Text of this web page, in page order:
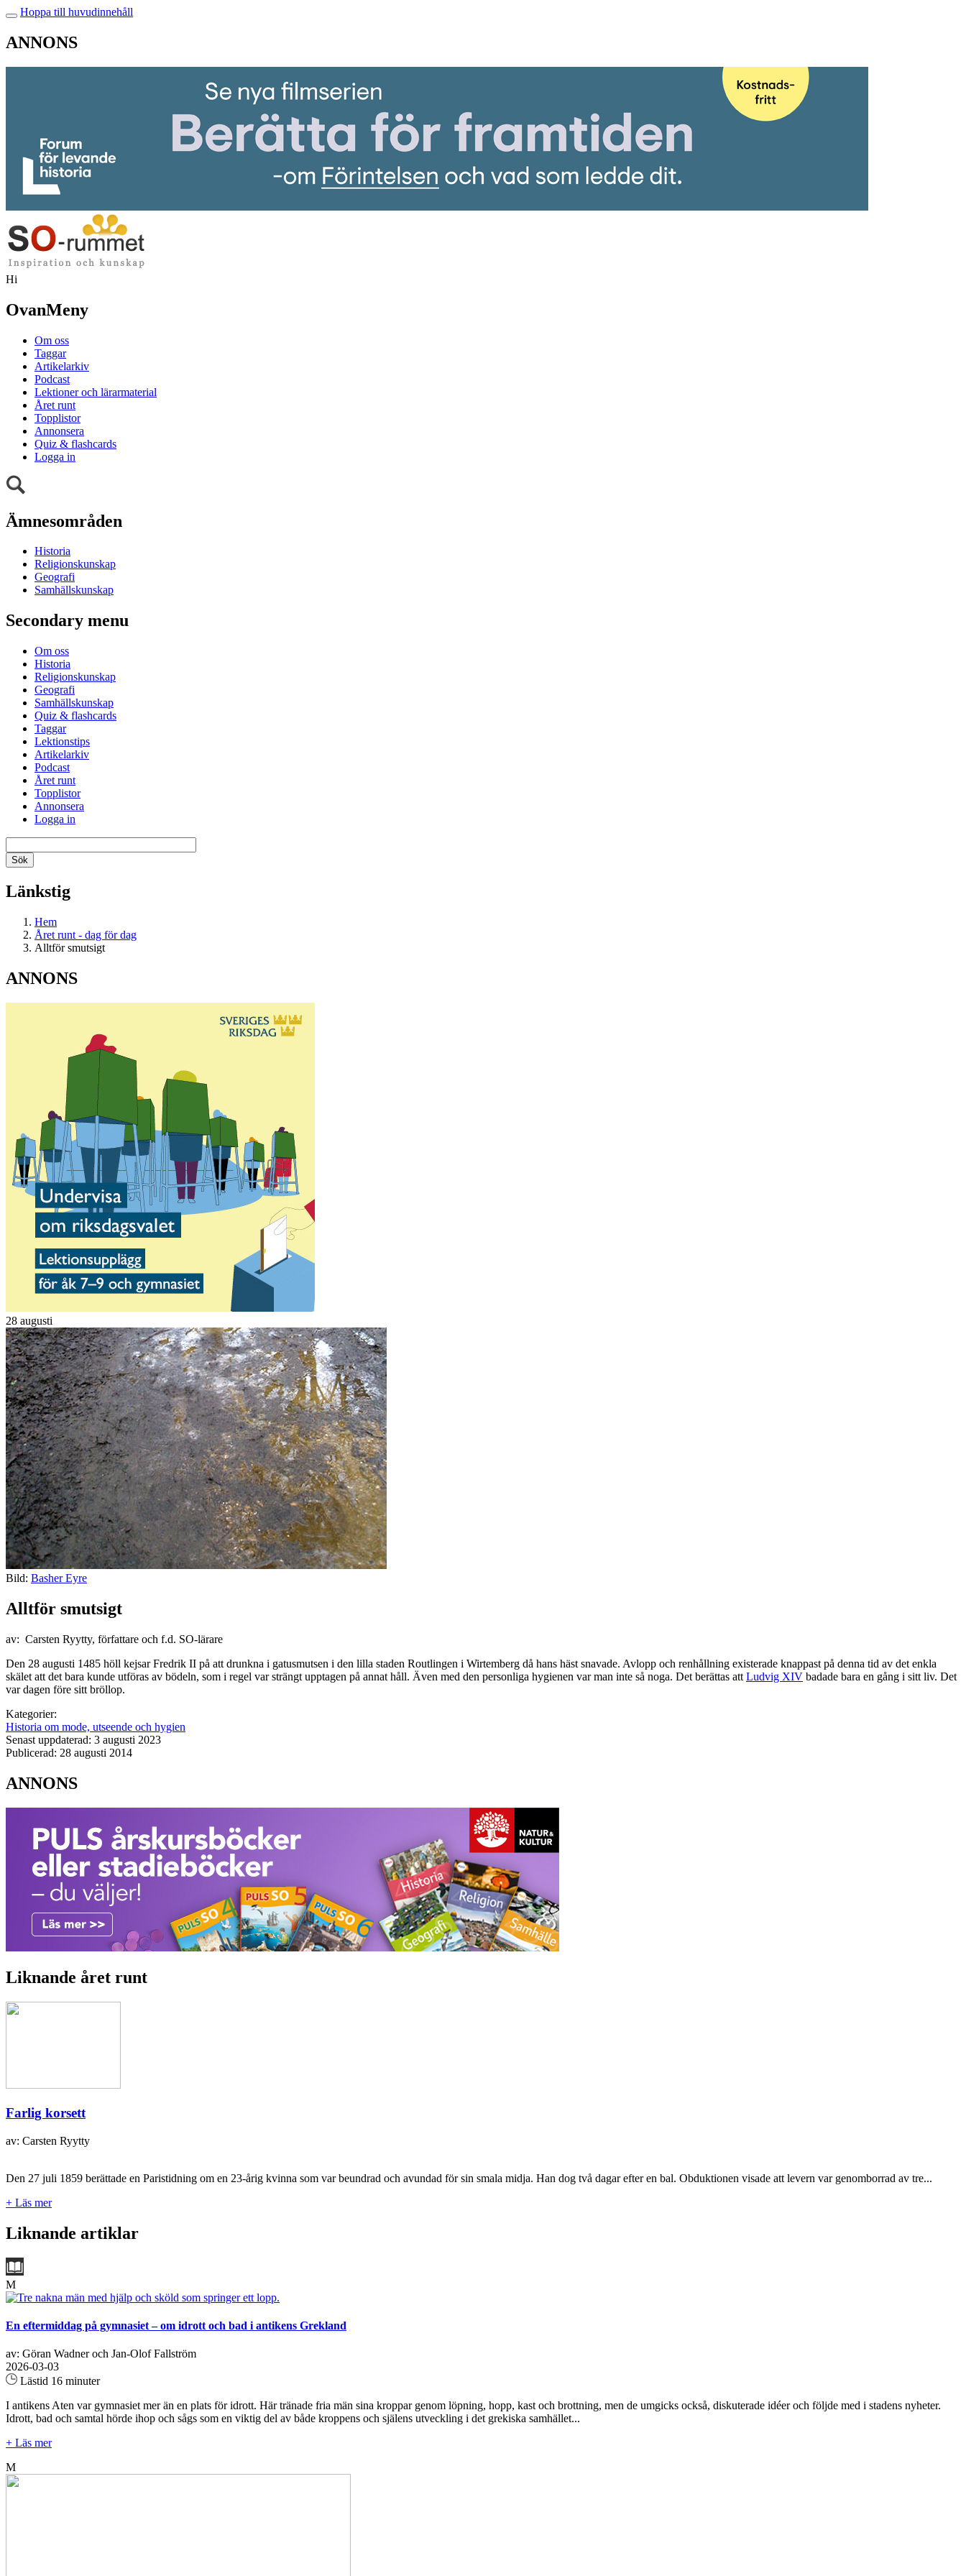
Hoppa till huvudinnehåll
ANNONS
Hi
OvanMeny
Om oss
Taggar
Artikelarkiv
Podcast
Lektioner och lärarmaterial
Året runt
Topplistor
Annonsera
Quiz & flashcards
Logga in
Ämnesområden
Historia
Religionskunskap
Geografi
Samhällskunskap
Secondary menu
Om oss
Historia
Religionskunskap
Geografi
Samhällskunskap
Quiz & flashcards
Taggar
Lektionstips
Artikelarkiv
Podcast
Året runt
Topplistor
Annonsera
Logga in
Länkstig
Hem
Året runt - dag för dag
Alltför smutsigt
ANNONS
28 augusti
Bild: Basher Eyre
Alltför smutsigt
av: Carsten Ryytty, författare och f.d. SO-lärare
Den 28 augusti 1485 höll kejsar Fredrik II på att drunkna i gatusmutsen i den lilla staden Routlingen i Wirtemberg då hans häst snavade. Avlopp och renhållning existerade knappast på denna tid av det enkla
skälet att det bara kunde utföras av bödeln, som i regel var strängt upptagen på annat håll. Även med den personliga hygienen var man inte så noga. Det berättas att Ludvig XIV badade bara en gång i sitt liv. Det
var dagen före sitt bröllop.
Kategorier:
Historia om mode, utseende och hygien
Senast uppdaterad: 3 augusti 2023
Publicerad: 28 augusti 2014
ANNONS
Liknande året runt
Farlig korsett
av: Carsten Ryytty
Den 27 juli 1859 berättade en Paristidning om en 23-årig kvinna som var beundrad och avundad för sin smala midja. Han dog två dagar efter en bal. Obduktionen visade att levern var genomborrad av tre...
+ Läs mer
Liknande artiklar
M
En eftermiddag på gymnasiet – om idrott och bad i antikens Grekland
av: Göran Wadner och Jan-Olof Fallström
2026-03-03
Lästid 16 minuter
I antikens Aten var gymnasiet mer än en plats för idrott. Här tränade fria män sina kroppar genom löpning, hopp, kast och brottning, men de umgicks också, diskuterade idéer och följde med i stadens nyheter.
Idrott, bad och samtal hörde ihop och sågs som en viktig del av både kroppens och själens utveckling i det grekiska samhället...
+ Läs mer
M